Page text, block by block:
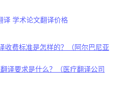
译 学术论文翻译价格
收费标准是怎样的？（阿尔巴尼亚
译要求是什么？（医疗翻译公司